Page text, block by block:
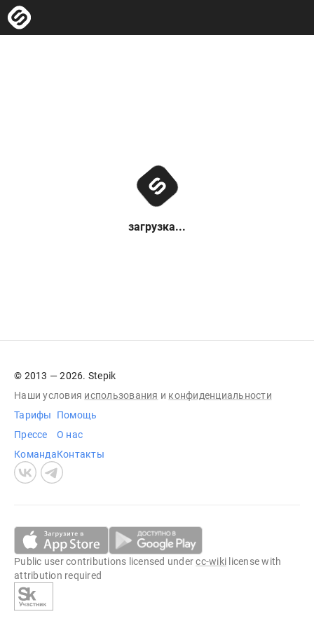
загрузка...
© 2013 — 2026. Stepik
Наши условия использования и конфиденциальности
Тарифы
Прессе
Команда
Помощь
О нас
Контакты
Public user contributions licensed undercc-wiki license with
attribution required